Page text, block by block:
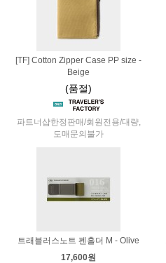
[TF] Cotton Zipper Case PP size -
Beige
(품절)
파트너샵한정판매/회원전용/대량,
도매문의불가
트래블러스노트 펜홀더 M - Olive
17,600원